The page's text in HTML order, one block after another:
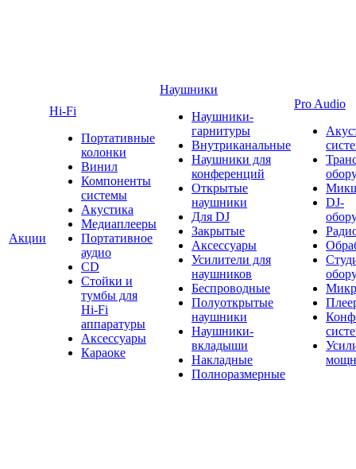
Акции
Hi-Fi
Портативные
колонки
Винил
Компоненты
системы
Акустика
Медиаплееры
Портативное
аудио
CD
Стойки и
тумбы для
Hi-Fi
аппаратуры
Аксессуары
Караоке
Наушники
Наушники-
гарнитуры
Внутриканальные
Наушники для
конференций
Открытые
наушники
Для DJ
Закрытые
Аксессуары
Усилители для
наушников
Беспроводные
Полуоткрытые
наушники
Наушники-
вкладыши
Накладные
Полноразмерные
Pro Audio
DJ-